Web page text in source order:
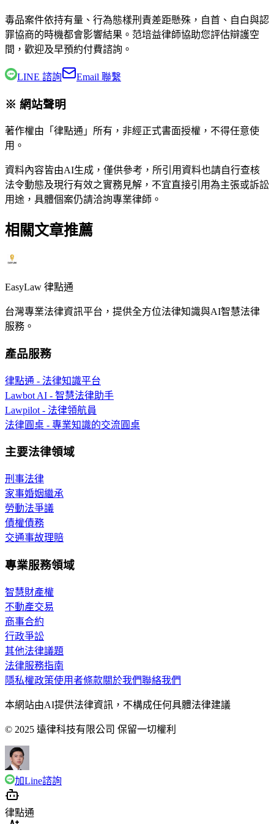
毒品案件依持有量、行為態樣刑責差距懸殊，自首、自白與認
罪協商的時機都會影響結果。 范培益律師協助您評估辯護空
間，歡迎及早預約付費諮詢。
LINE 諮詢 Email 聯繫
※ 網站聲明
著作權由「律點通」所有，非經正式書面授權，不得任意使
用。
資料內容皆由AI生成，僅供參考，所引用資料也請自行查核
法令動態及現行有效之實務見解，不宜直接引用為主張或訴訟
用途，具體個案仍請洽詢專業律師。
相關文章推薦
EasyLaw 律點通
台灣專業法律資訊平台，提供全方位法律知識與AI智慧法律
服務。
產品服務
律點通 - 法律知識平台
Lawbot AI - 智慧法律助手
Lawpilot - 法律領航員
法律圓桌 - 專業知識的交流圓桌
主要法律領域
刑事法律
家事婚姻繼承
勞動法爭議
債權債務
交通事故理賠
專業服務領域
智慧財產權
不動產交易
商事合約
行政爭訟
其他法律議題
法律服務指南
隱私權政策使用者條款關於我們聯絡我們
本網站由AI提供法律資訊，不構成任何具體法律建議
© 2025 遠律科技有限公司 保留一切權利
加Line諮詢
律點通